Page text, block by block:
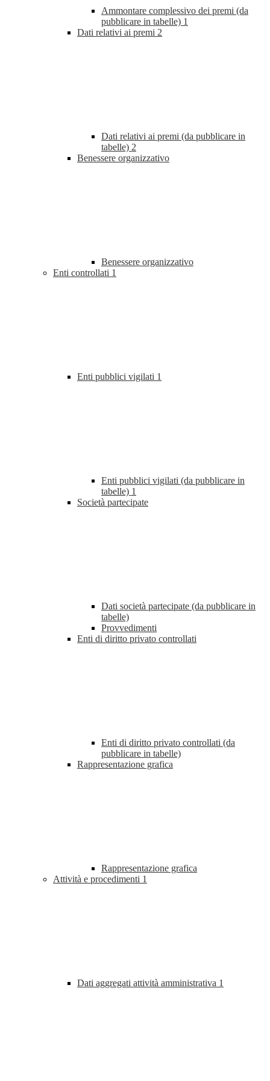
Ammontare complessivo dei premi (da
pubblicare in tabelle) 1
Dati relativi ai premi 2
Dati relativi ai premi (da pubblicare in
tabelle) 2
Benessere organizzativo
Benessere organizzativo
Enti controllati 1
Enti pubblici vigilati 1
Enti pubblici vigilati (da pubblicare in
tabelle) 1
Società partecipate
Dati società partecipate (da pubblicare in
tabelle)
Provvedimenti
Enti di diritto privato controllati
Enti di diritto privato controllati (da
pubblicare in tabelle)
Rappresentazione grafica
Rappresentazione grafica
Attività e procedimenti 1
Dati aggregati attività amministrativa 1